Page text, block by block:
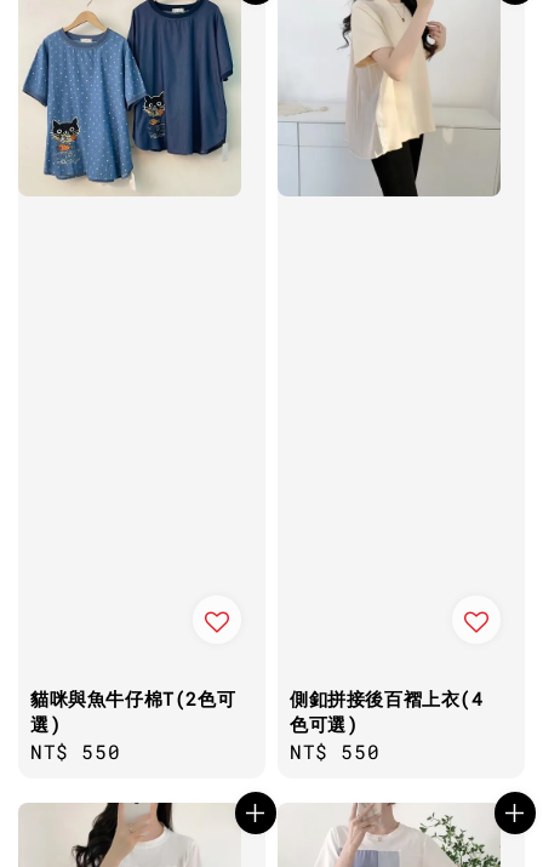
貓咪與魚牛仔棉T(2色可
選)
Regular
NT$ 550
側釦拼接後百褶上衣(4
色可選)
Regular
NT$ 550